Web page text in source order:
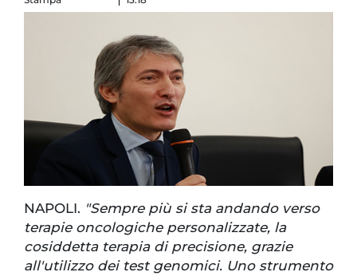
NAPOLI. "Sempre più si sta andando verso
terapie oncologiche personalizzate, la
cosiddetta terapia di precisione, grazie
all'utilizzo dei test genomici. Uno strumento